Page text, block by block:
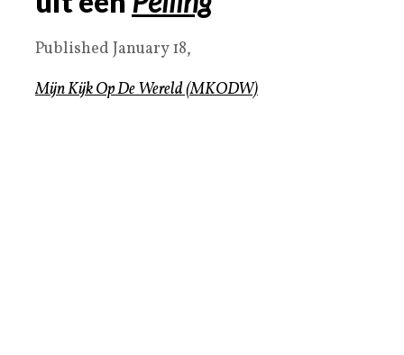
Published January 18,
Mijn Kijk Op De Wereld (MKODW)